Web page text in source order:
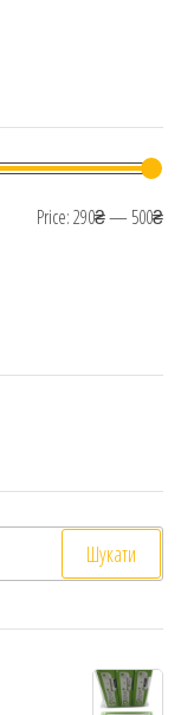
Price:290₴— 500₴